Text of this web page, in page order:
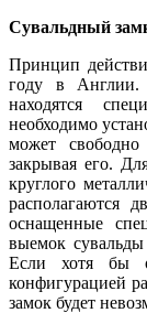
Сувальдный
Принцип
году в
находятся
необходимо
может свободно
закрывая его.
круглого
располагаются
оснащенные
выемок
Если хотя бы
конфигурацией
замок будет